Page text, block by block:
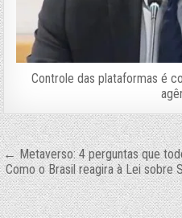
Controle das plataformas é
Navegação
de
Post
← Metaverso: 4 perguntas que
Como o Brasil reagira à Lei